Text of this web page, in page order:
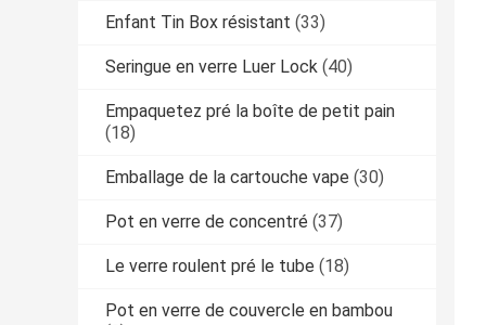
Enfant Tin Box résistant (33)
Seringue en verre Luer Lock (40)
Empaquetez pré la boîte de petit pain
(18)
Emballage de la cartouche vape (30)
Pot en verre de concentré (37)
Le verre roulent pré le tube (18)
Pot en verre de couvercle en bambou